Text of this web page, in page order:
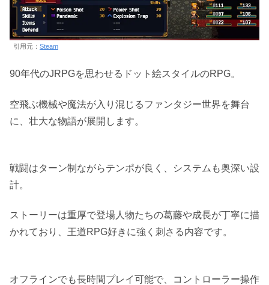
引用元： Steam
90年代のJRPGを思わせるドット絵スタイルのRPG。
空飛ぶ機械や魔法が入り混じるファンタジー世界を舞台
に、壮大な物語が展開します。
戦闘はターン制ながらテンポが良く、システムも奥深い設
計。
ストーリーは重厚で登場人物たちの葛藤や成長が丁寧に描
かれており、王道RPG好きに強く刺さる内容です。
オフラインでも長時間プレイ可能で、コントローラー操作